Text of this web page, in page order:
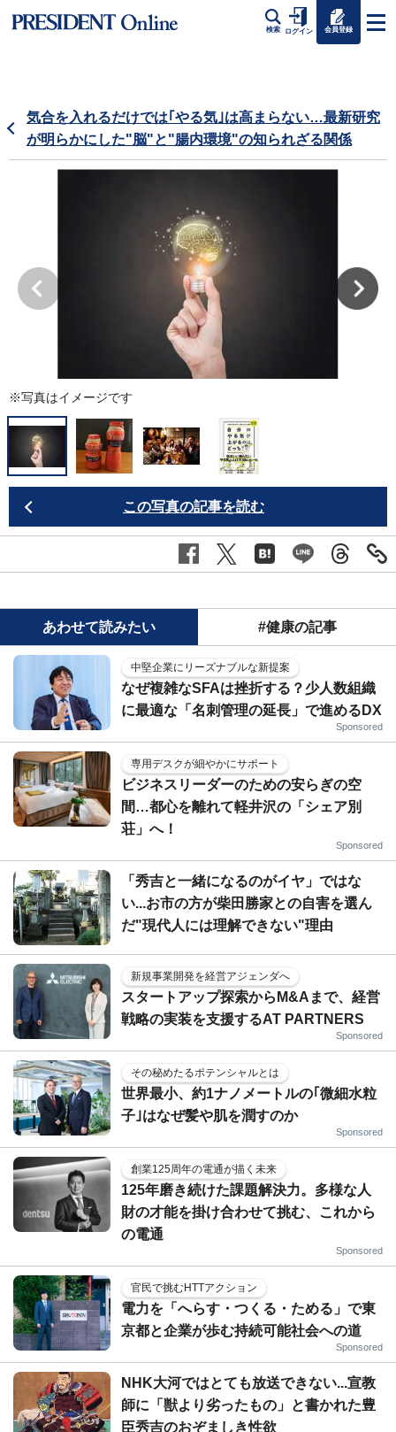
検索 ログイン 会員登録
気合を入れるだけでは｢やる気｣は高まらない…最新研究
が明らかにした"脳"と"腸内環境"の知られざる関係
※写真はイメージです
この写真の記事を読む
あわせて読みたい #健康の記事
中堅企業にリーズナブルな新提案
なぜ複雑なSFAは挫折する？少人数組織
に最適な「名刺管理の延長」で進めるDX
Sponsored
専用デスクが細やかにサポート
ビジネスリーダーのための安らぎの空
間…都心を離れて軽井沢の「シェア別
荘」へ！
Sponsored
「秀吉と一緒になるのがイヤ」ではな
い...お市の方が柴田勝家との自害を選ん
だ"現代人には理解できない"理由
新規事業開発を経営アジェンダへ
スタートアップ探索からM&Aまで、経営
戦略の実装を支援するAT PARTNERS
Sponsored
その秘めたるポテンシャルとは
世界最小、約1ナノメートルの｢微細水粒
子｣はなぜ髪や肌を潤すのか
Sponsored
創業125周年の電通が描く未来
125年磨き続けた課題解決力。多様な人
財の才能を掛け合わせて挑む、これから
の電通
Sponsored
官民で挑むHTTアクション
電力を「へらす・つくる・ためる」で東
京都と企業が歩む持続可能社会への道
Sponsored
NHK大河ではとても放送できない...宣教
師に「獣より劣ったもの」と書かれた豊
臣秀吉のおぞましき性欲